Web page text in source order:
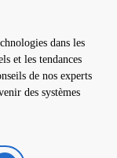
dans les
et les tendances
de nos experts
des systèmes